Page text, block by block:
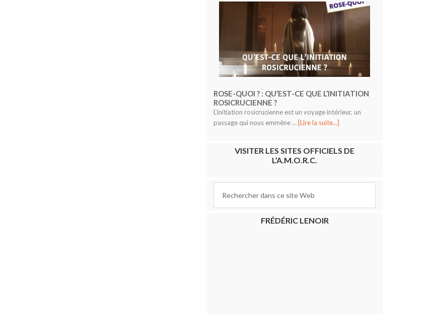
ROSE-QUOI ? : QU’EST-CE QUE L’INITIATION
ROSICRUCIENNE ?
L’initiation rosicrucienne est un voyage intérieur, un
passage qui nous emmène … [Lire la suite...]
VISITER LES SITES OFFICIELS DE
L’A.M.O.R.C.
FRÉDÉRIC LENOIR